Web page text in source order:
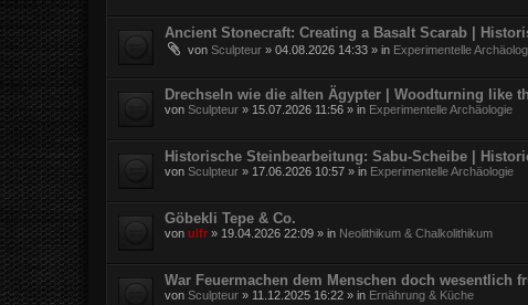
Ancient Stonecraft: Creating a Basalt Scarab |
von Sculpteur » 04.08.2026 14:33 » in Experimentelle
Drechseln wie die alten Ägypter | Woodturning like
von Sculpteur » 15.07.2026 11:56 » in Experimentelle Archäologie
Historische Steinbearbeitung: Sabu-Scheibe |
von Sculpteur » 17.06.2026 10:57 » in Experimentelle Archäologie
Göbekli Tepe & Co.
von ulfr » 19.04.2026 22:09 » in Neolithikum & Chalkolithikum
War Feuermachen dem Menschen doch wesentlich
von Sculpteur » 11.12.2025 16:22 » in Ernährung & Küche